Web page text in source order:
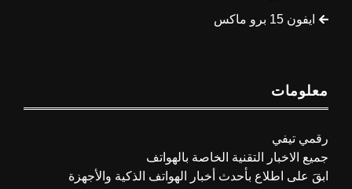
ايفون 15 برو ماكس
معلومات
رقمي تيفي
جميع الاخبار التقنية الخاصة بالهواتف
ابقَ على اطلاع بأحدث أخبار الهواتف الذكية والأجهزة